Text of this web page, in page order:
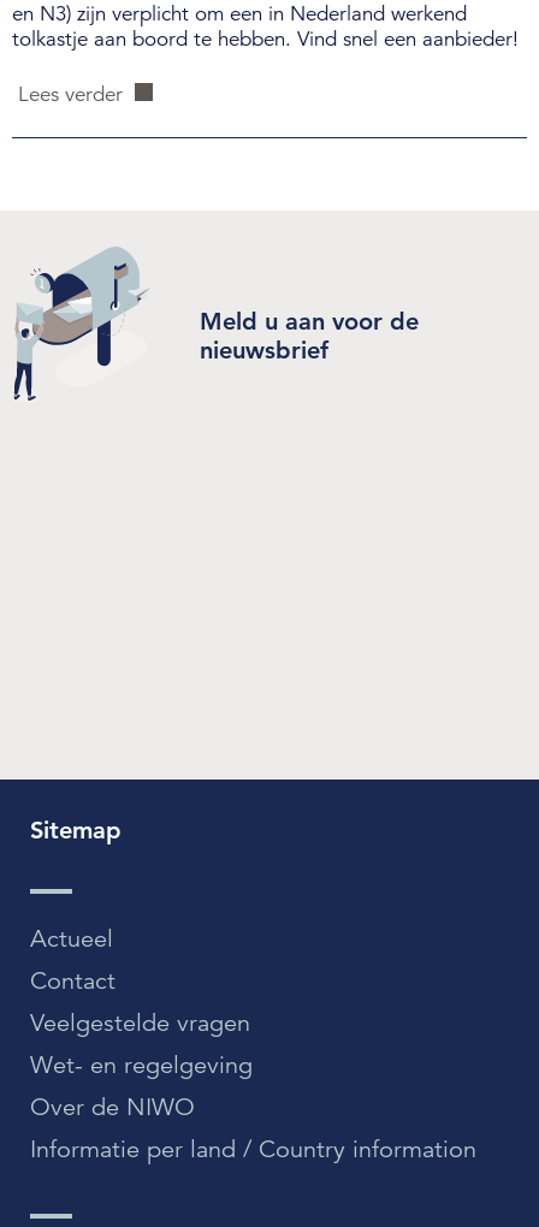
en N3) zijn verplicht om een in Nederland werkend
tolkastje aan boord te hebben. Vind snel een aanbieder!
Lees verder
Meld u aan voor de
nieuwsbrief
Sitemap
Actueel
Contact
Veelgestelde vragen
Wet- en regelgeving
Over de NIWO
Informatie per land / Country information